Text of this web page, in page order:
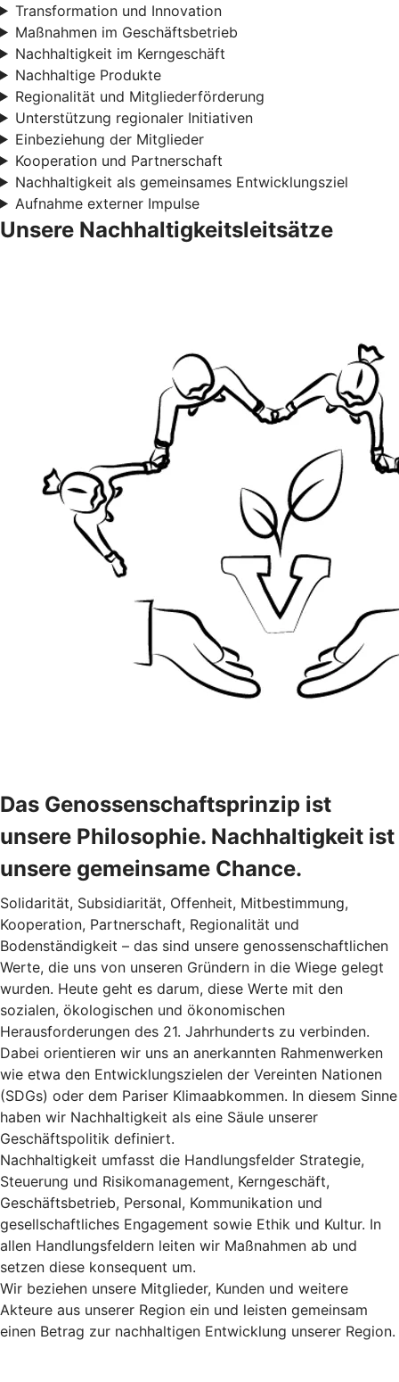
Transformation und Innovation
Maßnahmen im Geschäftsbetrieb
Nachhaltigkeit im Kerngeschäft
Nachhaltige Produkte
Regionalität und Mitgliederförderung
Unterstützung regionaler Initiativen
Einbeziehung der Mitglieder
Kooperation und Partnerschaft
Nachhaltigkeit als gemeinsames Entwicklungsziel
Aufnahme externer Impulse
Unsere Nachhaltigkeitsleitsätze
Das Genossenschaftsprinzip ist
unsere Philosophie. Nachhaltigkeit ist
unsere gemeinsame Chance.
Solidarität, Subsidiarität, Offenheit, Mitbestimmung,
Kooperation, Partnerschaft, Regionalität und
Bodenständigkeit – das sind unsere genossenschaftlichen
Werte, die uns von unseren Gründern in die Wiege gelegt
wurden. Heute geht es darum, diese Werte mit den
sozialen, ökologischen und ökonomischen
Herausforderungen des 21. Jahrhunderts zu verbinden.
Dabei orientieren wir uns an anerkannten Rahmenwerken
wie etwa den Entwicklungszielen der Vereinten Nationen
(SDGs) oder dem Pariser Klimaabkommen. In diesem Sinne
haben wir Nachhaltigkeit als eine Säule unserer
Geschäftspolitik definiert.
Nachhaltigkeit umfasst die Handlungsfelder Strategie,
Steuerung und Risikomanagement, Kerngeschäft,
Geschäftsbetrieb, Personal, Kommunikation und
gesellschaftliches Engagement sowie Ethik und Kultur. In
allen Handlungsfeldern leiten wir Maßnahmen ab und
setzen diese konsequent um.
Wir beziehen unsere Mitglieder, Kunden und weitere
Akteure aus unserer Region ein und leisten gemeinsam
einen Betrag zur nachhaltigen Entwicklung unserer Region.